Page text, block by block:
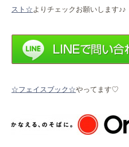
スト☆よりチェックお願いします♪♪
☆フェイスブック☆やってます♡